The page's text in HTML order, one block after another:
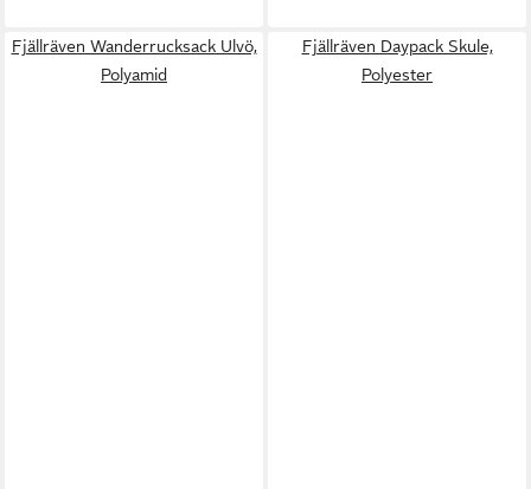
Fjällräven Wanderrucksack Ulvö,
Polyamid
Fjällräven Daypack Skule,
Polyester